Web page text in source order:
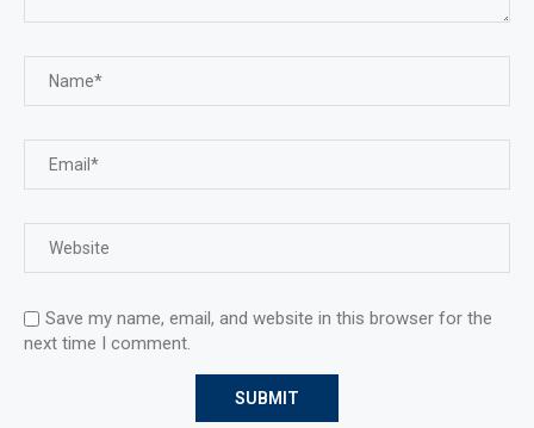
Save my name, email, and website in this browser for the
next time I comment.